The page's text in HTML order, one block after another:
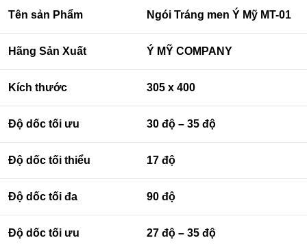
Tên sản Phẩm Ngói Tráng men Ý Mỹ MT-01
Hãng Sản Xuất Ý MỸ COMPANY
Kích thước 305 x 400
Độ dốc tối ưu 30 độ – 35 độ
Độ dốc tối thiểu 17 độ
Độ dốc tối đa 90 độ
Độ dốc tối ưu 27 độ – 35 độ